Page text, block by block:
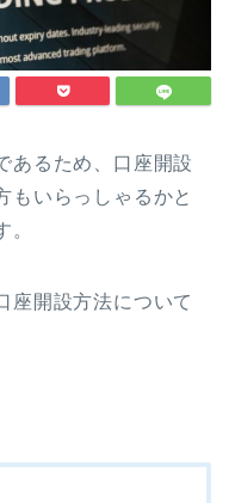
あるため、口座開設
もいらっしゃるかと
。
座開設方法について